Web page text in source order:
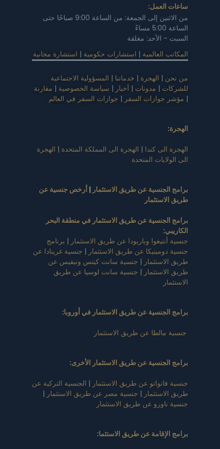
ساعات العمل:
من الاثنين إلى الجمعة: من الساعة 9:00 صباحًا حتى
الساعة 5:00 مساءً
السبت - الأحد: مغلقة
المكاتب العالمية | استشارات حكومية | استشارة مجانية
من نحن | الهجرة | خدماتنا | المسؤولية الاجتماعية
للشركات | مدونات | أخبار | سياسة الخصوصية | مقارنة
| مؤشر جوازات السفر | جوازات السفر في العالم
الهجرة:
الهجرة الى كندا | الهجرة الى المملكة المتحدة | الهجرة
الى الولايات المتحدة
برامج الجنسية عن طريق الاستثمار | أرخص جنسية عن
طريق الاستثمار
برامج الجنسية عن طريق الاستثمار في منطقة البحر
الكاريبي:
جنسية أنتيغوا وباربودا عن طريق الاستثمار | برنامج
جنسية دومينيكا عن طريق الاستثمار | جنسية غرينادا عن
طريق الاستثمار | جنسية سانت كيتس ونيفيس عن
طريق الاستثمار | جنسية سانت لوسيا عن طريق
الاستثمار
برامج الجنسية عن طريق الاستثمار في أوروبا:
جنسية مالطا عن طريق الاستثمار
برامج الجنسية عن طريق الاستثمار الأخرى:
جنسية فانواتو عن طريق الاستثمار | الجنسية التركية عن
طريق الاستثمار | جنسية مصر عن طريق الاستثمار |
جنسية ناورو عن طريق الاستثمار
برامج الإقامة عن طريق الاستثما: